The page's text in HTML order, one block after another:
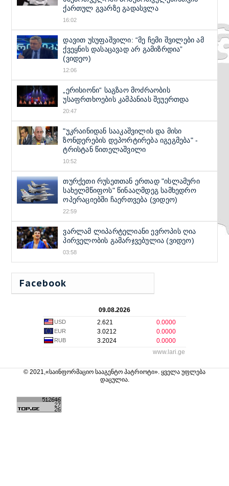
ქართულ გვარზე გადასვლა
16:02
დავით უსუფაშვილი: “მე ჩემი შვილები ამ
ქვეყნის დასაცავად არ გამიზრდია”
(ვიდეო)
12:06
„ერისიონი“ საგზაო მოძრაობის
უსაფრთხოების კამპანიას შეუერთდა
20:47
"უკრაინიდან სააკაშვილის და მისი
ზონდერების დეპორტირება იგეგმება" -
ტრისტან წითელაშვილი
10:52
თურქეთი რუსეთთან ერთად "ისლამური
სახელმწიფოს" წინააღმდეგ სამხედრო
ოპერაციებში ჩაერთვება (ვიდეო)
22:59
ვარლამ ლიპარტელიანი ევროპის ღია
პირველობის გამარჯვებულია (ვიდეო)
03:58
Facebook
09.08.2026
USD 2.621 0.0000
EUR 3.0212 0.0000
RUB 3.2024
0.0000
www.lari.ge
© 2021,«საინფორმაციო სააგენტო პატრიოტი». ყველა უფლება
დაცულია.